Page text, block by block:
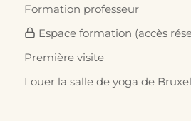
Formation professeur
Espace formation (accès
Première visite
Louer la salle de yoga de